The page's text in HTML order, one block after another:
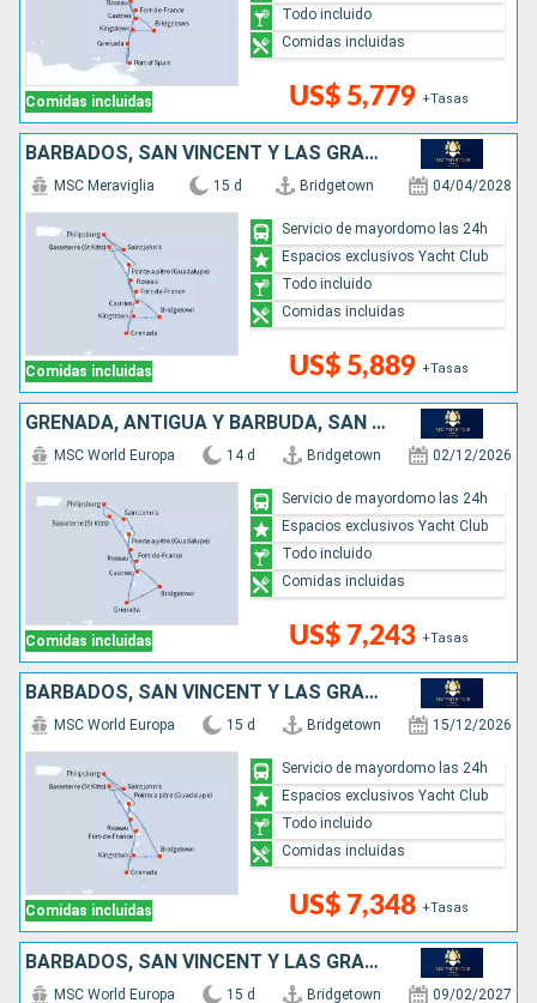
Comidas incluidas US$ 5,779 +Tasas
Todo incluido
Comidas incluidas
BARBADOS, SAN VINCENT Y LAS GRANADINAS, GRENADA, SAN MARTÍN, ANTIGUA Y BARBUDA, DOMINICA, SANTA LUCIA
Comidas incluidas
MSC Meraviglia 15 d Bridgetown 04/04/2028
US$ 5,889 +Tasas
Servicio de mayordomo las 24h
Espacios exclusivos Yacht Club
Todo incluido
Comidas incluidas
GRENADA, ANTIGUA Y BARBUDA, SAN MARTÍN, DOMINICA, SANTA LUCIA, BARBADOS
Comidas incluidas
MSC World Europa 14 d Bridgetown 02/12/2026
US$ 7,243 +Tasas
Servicio de mayordomo las 24h
Espacios exclusivos Yacht Club
Todo incluido
Comidas incluidas
BARBADOS, SAN VINCENT Y LAS GRANADINAS, GRENADA, SAN MARTÍN, ANTIGUA Y BARBUDA, DOMINICA
Comidas incluidas
MSC World Europa 15 d Bridgetown 15/12/2026
US$ 7,348 +Tasas
Servicio de mayordomo las 24h
Espacios exclusivos Yacht Club
Todo incluido
Comidas incluidas
BARBADOS, SAN VINCENT Y LAS GRANADINAS, GRENADA, SAN MARTÍN, ANTIGUA Y BARBUDA, DOMINICA, SANTA LUCIA
MSC World Europa 15 d Bridgetown 09/02/2027